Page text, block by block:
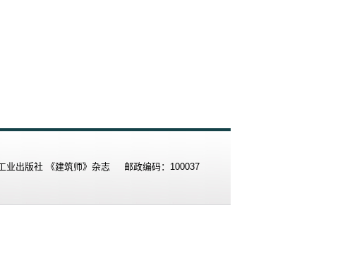
业出版社 《建筑师》杂志 邮政编码：100037